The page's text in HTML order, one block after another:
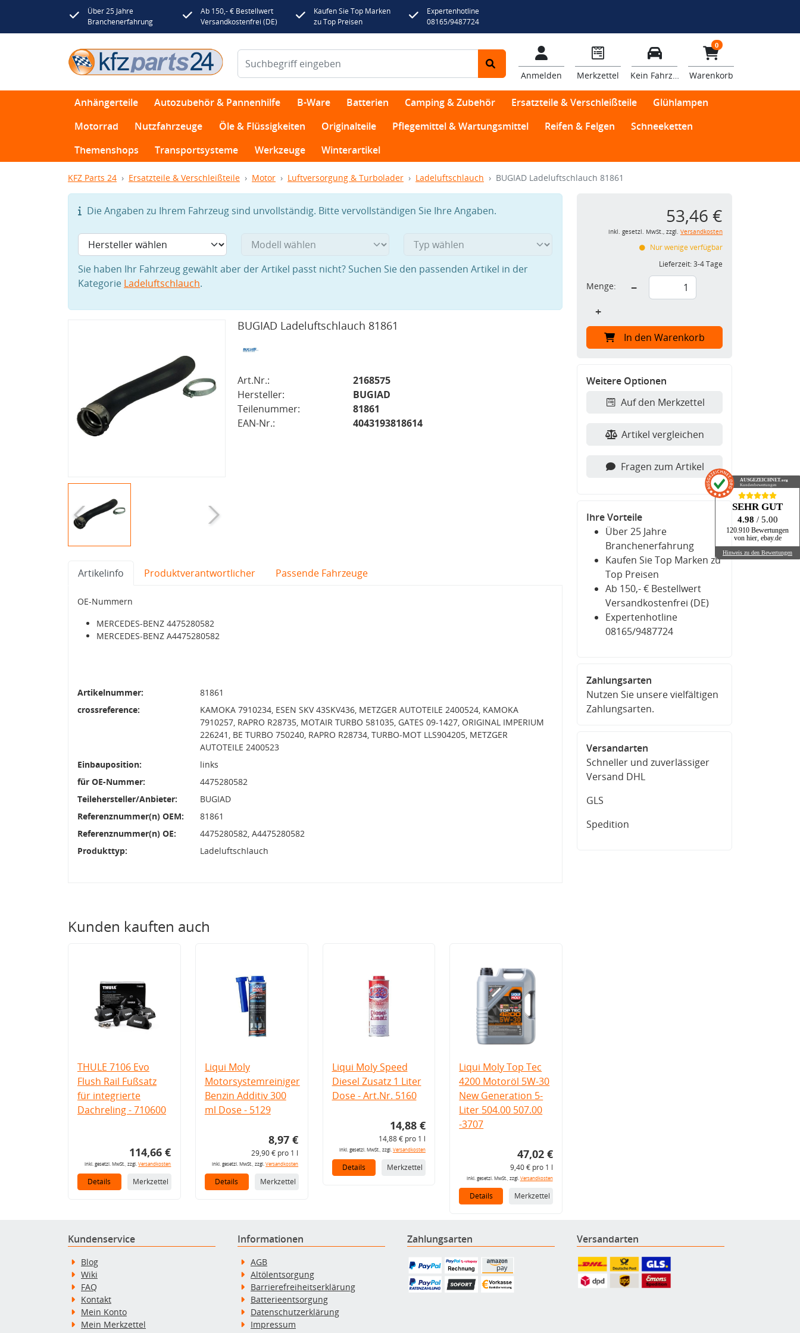
Über 25 Jahre
Branchenerfahrung
Ab 150,- € Bestellwert
Versandkostenfrei (DE)
Kaufen Sie Top Marken
zu Top Preisen
Expertenhotline
08165/9487724
Anmelden Merkzettel Kein Fahrzeug
0
Warenkorb
Anhängerteile Autozubehör & Pannenhilfe B-Ware Batterien Camping & Zubehör Ersatzteile & Verschleißteile
Glühlampen
Motorrad
Nutzfahrzeuge Öle & Flüssigkeiten Originalteile Pflegemittel & Wartungsmittel Reifen & Felgen
Schneeketten
Themenshops
Transportsysteme Werkzeuge Winterartikel
KFZ Parts 24 Ersatzteile & Verschleißteile Motor Luftversorgung & Turbolader Ladeluftschlauch BUGIAD Ladeluftschlauch 81861
Die Angaben zu Ihrem Fahrzeug sind unvollständig. Bitte vervollständigen Sie Ihre Angaben.
Sie haben Ihr Fahrzeug gewählt aber der Artikel passt nicht? Suchen Sie den passenden Artikel in der
Kategorie Ladeluftschlauch.
BUGIAD Ladeluftschlauch 81861
Art.Nr.:
2168575
Hersteller:
BUGIAD
Teilenummer:
81861
EAN-Nr.:
4043193818614
Artikelinfo Produktverantwortlicher Passende Fahrzeuge
OE-Nummern
MERCEDES-BENZ 4475280582
MERCEDES-BENZ A4475280582
Artikelnummer:
81861
crossreference:
KAMOKA 7910234, ESEN SKV 43SKV436, METZGER AUTOTEILE 2400524, KAMOKA
7910257, RAPRO R28735, MOTAIR TURBO 581035, GATES 09-1427, ORIGINAL IMPERIUM
226241, BE TURBO 750240, RAPRO R28734, TURBO-MOT LLS904205, METZGER
AUTOTEILE 2400523
Einbauposition:
links
für OE-Nummer:
4475280582
Teilehersteller/Anbieter:
BUGIAD
Referenznummer(n) OEM:
81861
Referenznummer(n) OE:
4475280582, A4475280582
Produkttyp:
Ladeluftschlauch
Kunden kauften auch
THULE 7106 Evo
Flush Rail Fußsatz
für integrierte
Dachreling - 710600
114,66 €
inkl. gesetzl. MwSt., zzgl.Versandkosten
Details Merkzettel
Liqui Moly
Motorsystemreiniger
Benzin Additiv 300
ml Dose - 5129
8,97 €
29,90 € pro 1 l
inkl. gesetzl. MwSt., zzgl.Versandkosten
Details Merkzettel
Liqui Moly Speed
Diesel Zusatz 1 Liter
Dose - Art.Nr. 5160
14,88 €
14,88 € pro 1 l
inkl. gesetzl. MwSt., zzgl. Versandkosten
Details Merkzettel
Liqui Moly Top Tec
4200 Motoröl 5W-30
New Generation 5-
Liter 504.00 507.00
-3707
47,02 €
9,40 € pro 1 l
inkl. gesetzl. MwSt., zzgl. Versandkosten
Details Merkzettel
53,46 €
inkl. gesetzl. MwSt., zzgl. Versandkosten
Nur wenige verfügbar
Lieferzeit:3-4 Tage
Menge:
−
+
In den Warenkorb
Weitere Optionen
Auf den Merkzettel
Artikel vergleichen
Fragen zum Artikel
Ihre Vorteile
Über 25 Jahre
Branchenerfahrung
Kaufen Sie Top Marken zu
Top Preisen
Ab 150,- € Bestellwert
Versandkostenfrei (DE)
Expertenhotline
08165/9487724
Zahlungsarten
Nutzen Sie unsere vielfältigen
Zahlungsarten.
Versandarten
Schneller und zuverlässiger
Versand DHL
GLS
Spedition
Kundenservice
Blog
Wiki
FAQ
Kontakt
Mein Konto
Mein Merkzettel
Informationen
AGB
Altölentsorgung
Barrierefreiheitserklärung
Batterieentsorgung
Datenschutzerklärung
Impressum
Zahlungsarten Versandarten
AUSGEZEICHNET .org
Kundenbewertungen
SEHR GUT
4.98 / 5.00
120.910 Bewertungen
von hier, ebay.de
Hinweis zu den Bewertungen